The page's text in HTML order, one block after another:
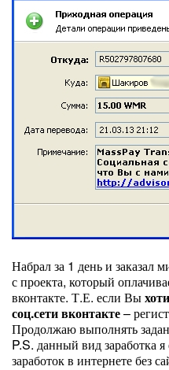
Набрал за 1 день и заказал
с проекта, который
вконтакте. Т.Е. если Вы
соц.сети вконтакте–
Продолжаю выполнять
P.S. данный вид заработка
заработок в интернете без